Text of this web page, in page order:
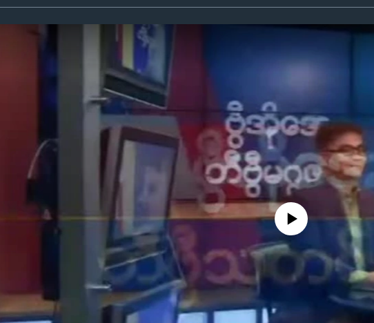
No media source currently